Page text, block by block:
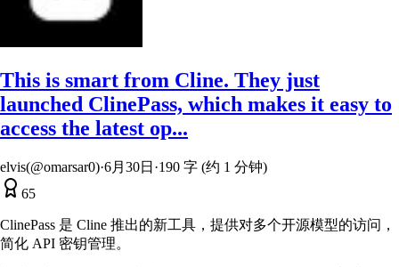
This is smart from Cline. They just
launched ClinePass, which makes it easy to
access the latest op...
elvis(@omarsar0)·6月30日 ·190 字 (约 1 分钟)
65
ClinePass 是 Cline 推出的新工具，提供对多个开源模型的访问，
简化 API 密钥管理。